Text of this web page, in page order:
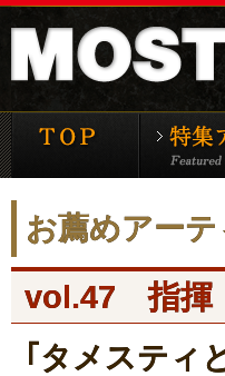
モースト
お薦めアー
vol.47 指揮
｢タメスティ